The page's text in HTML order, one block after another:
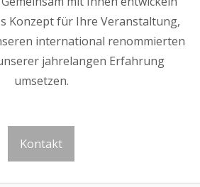
Konzept für Ihre Veranstaltung,
international renommierten
jahrelangen Erfahrung
umsetzen.
Kontakt